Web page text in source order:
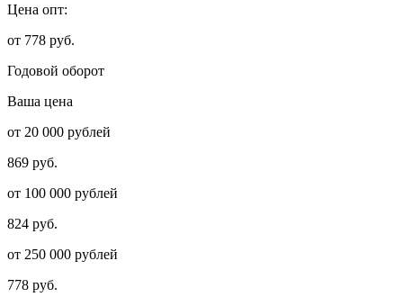
Цена опт:
от 778 руб.
Годовой оборот
Ваша цена
от 20 000 рублей
869 руб.
от 100 000 рублей
824 руб.
от 250 000 рублей
778 руб.